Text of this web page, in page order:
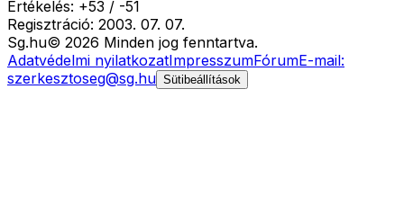
Értékelés: +53 / -51
Regisztráció: 2003. 07. 07.
Sg.hu© 2026 Minden jog fenntartva.
Adatvédelmi nyilatkozatImpresszumFórumE-mail:
szerkesztoseg@sg.hu Sütibeállítások